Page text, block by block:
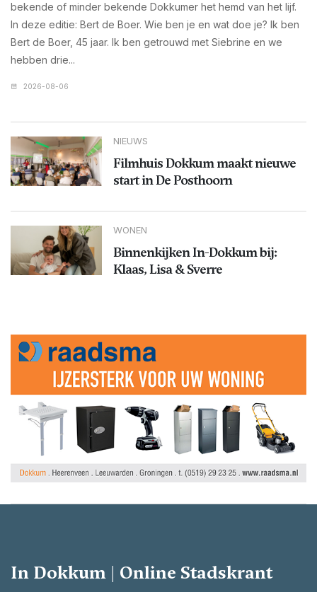
bekende of minder bekende Dokkumer het hemd van het lijf.
In deze editie: Bert de Boer. Wie ben je en wat doe je? Ik ben
Bert de Boer, 45 jaar. Ik ben getrouwd met Siebrine en we
hebben drie...
2026-08-06
NIEUWS
Filmhuis Dokkum maakt nieuwe
start in De Posthoorn
WONEN
Binnenkijken In-Dokkum bij:
Klaas, Lisa & Sverre
In Dokkum | Online Stadskrant